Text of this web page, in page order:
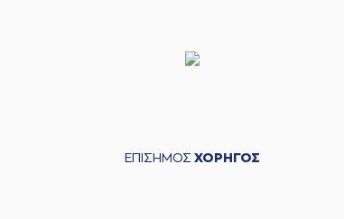
ΕΠΙΣΗΜΟΣ ΧΟΡΗΓΟΣ